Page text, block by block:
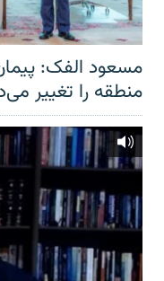
مسعود الفک:
منطقه را تغییر